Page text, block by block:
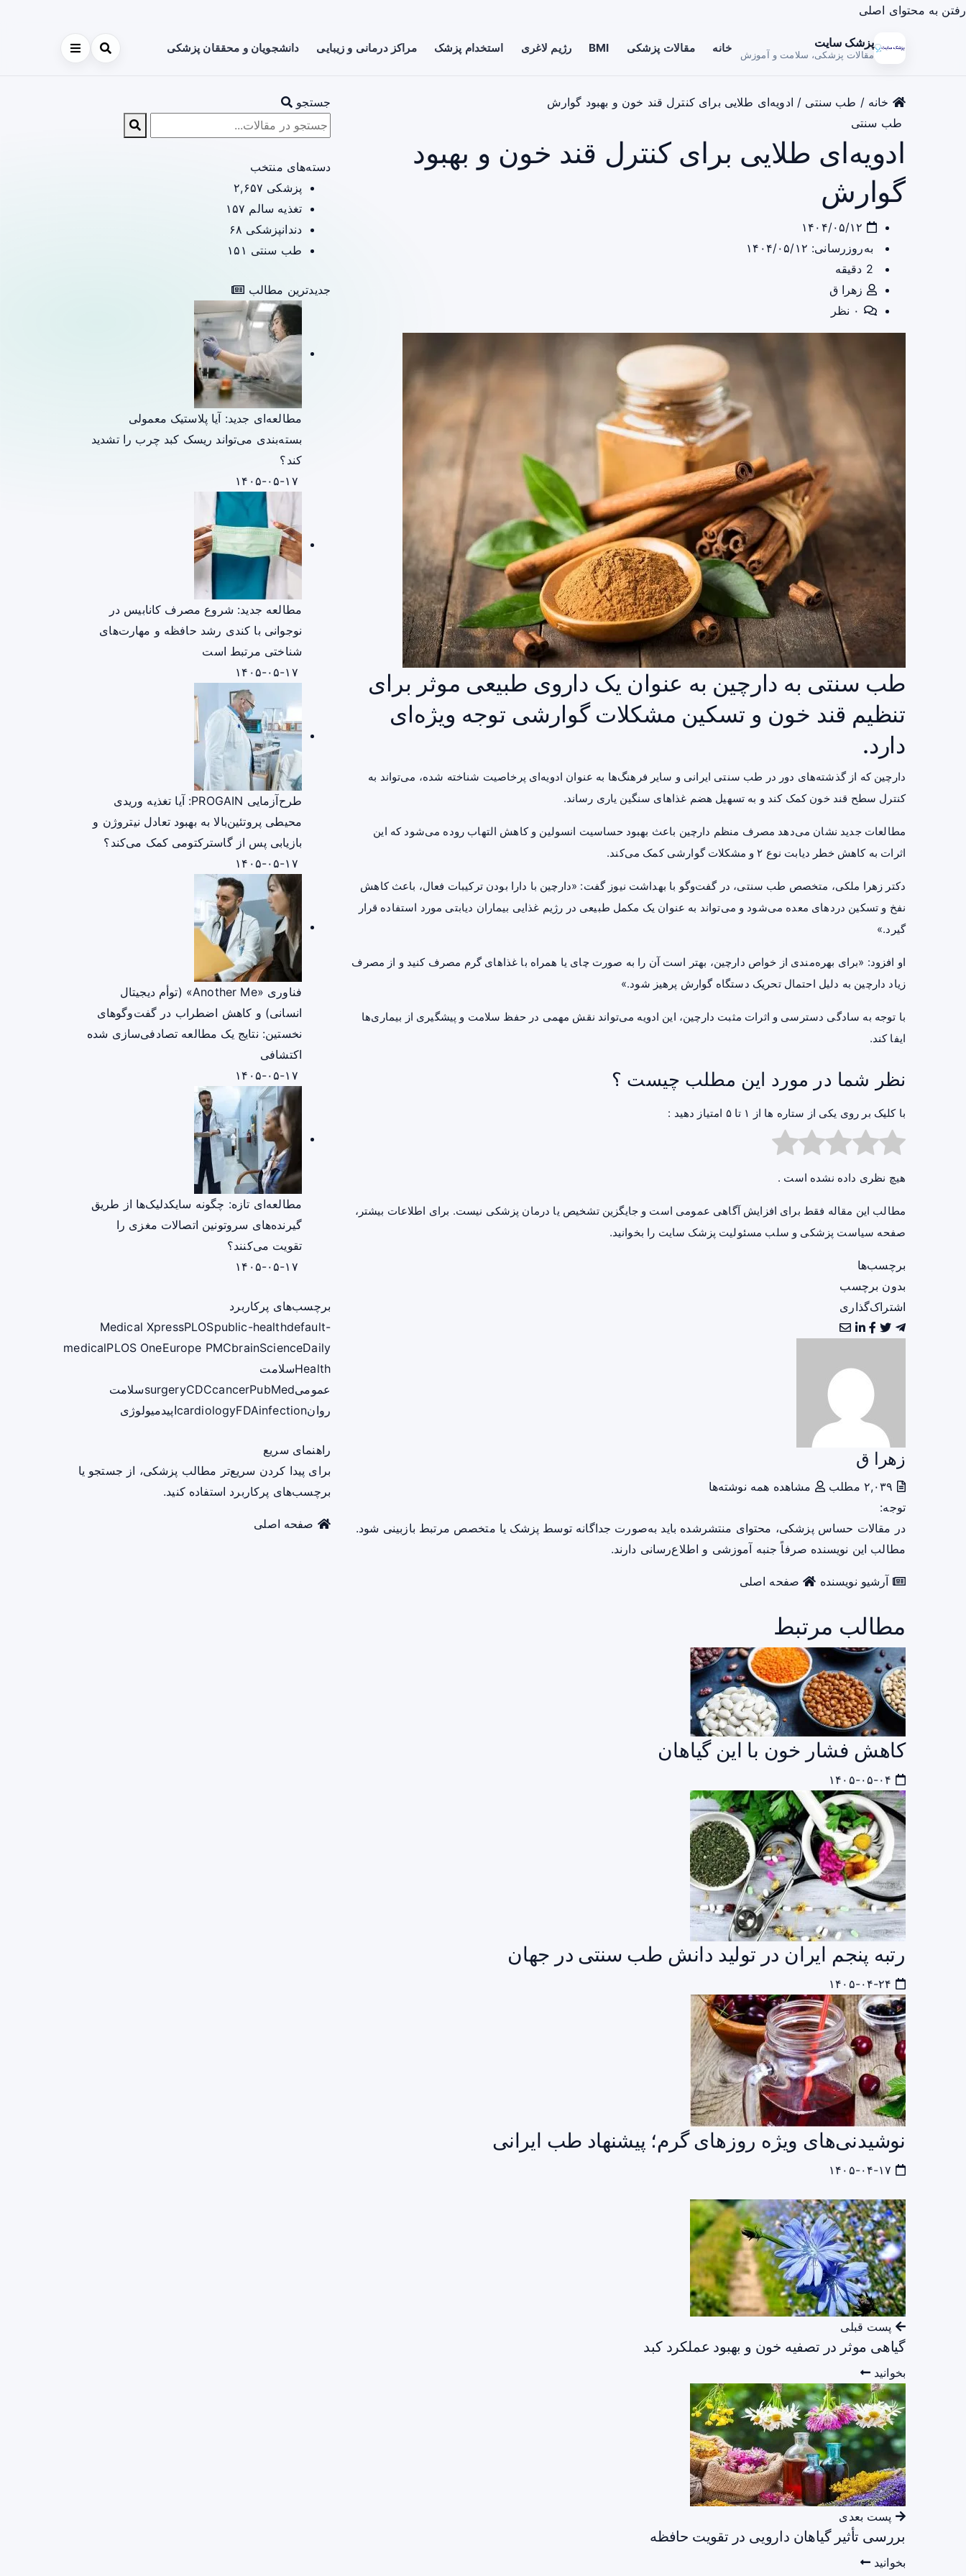
رفتن به محتوای اصلی
پزشک سایت
مقالات پزشکی، سلامت و آموزش خانه مقالات پزشکی BMI رژیم لاغری استخدام پزشک مراکز درمانی و زیبایی دانشجویان و محققان پزشکی
خانه / طب سنتی / ادویه‌ای طلایی برای کنترل قند خون و بهبود گوارش
طب سنتی
ادویه‌ای طلایی برای کنترل قند خون و بهبود
گوارش
به‌روزرسانی: ۱۴۰۴/۰۵/۱۲
زهرا ق
طب سنتی به دارچین به عنوان یک داروی طبیعی موثر برای
تنظیم قند خون و تسکین مشکلات گوارشی توجه ویژه‌ای
دارد.
دارچین که از گذشته‌های دور در طب سنتی ایرانی و سایر فرهنگ‌ها به عنوان ادویه‌ای پرخاصیت شناخته شده، می‌تواند به
کنترل سطح قند خون کمک کند و به تسهیل هضم غذاهای سنگین یاری رساند.
مطالعات جدید نشان می‌دهد مصرف منظم دارچین باعث بهبود حساسیت انسولین و کاهش التهاب روده می‌شود که این
اثرات به کاهش خطر دیابت نوع ۲ و
مشکلات گوارشی کمک می‌کند.
دکتر زهرا ملکی، متخصص طب سنتی، در گفت‌وگو با بهداشت نیوز گفت: «دارچین با دارا بودن ترکیبات فعال، باعث کاهش
نفخ و تسکین دردهای معده می‌شود و می‌تواند به عنوان یک مکمل طبیعی در رژیم غذایی بیماران دیابتی مورد استفاده قرار
گیرد.»
او افزود: «برای بهره‌مندی از خواص دارچین، بهتر است آن را به صورت چای یا همراه با غذاهای گرم مصرف کنید و از مصرف
زیاد دارچین به دلیل احتمال تحریک دستگاه گوارش پرهیز شود.»
با توجه به سادگی دسترسی و اثرات مثبت دارچین، این ادویه می‌تواند نقش مهمی در حفظ سلامت و پیشگیری از بیماری‌ها
ایفا کند.
نظر شما در مورد این مطلب چیست ؟
با کلیک بر روی یکی از ستاره ها از ۱ تا ۵ امتیاز دهید :
هیچ نظری داده نشده است .
مطالب این مقاله فقط برای افزایش آگاهی عمومی است و جایگزین تشخیص یا درمان پزشکی نیست. برای اطلاعات بیشتر،
صفحه سیاست پزشکی و سلب مسئولیت پزشک سایت را بخوانید.
برچسب‌ها
بدون برچسب
اشتراک‌گذاری
زهرا ق
مشاهده همه نوشته‌ها
توجه:
در مقالات حساس پزشکی، محتوای منتشرشده باید به‌صورت جداگانه توسط پزشک یا متخصص مرتبط بازبینی شود.
مطالب این نویسنده صرفاً جنبه آموزشی و اطلاع‌رسانی دارند.
آرشیو نویسنده صفحه اصلی
مطالب مرتبط
کاهش فشار خون با این گیاهان
رتبه پنجم ایران در تولید دانش طب سنتی در جهان
نوشیدنی‌های ویژه روزهای گرم؛ پیشنهاد طب ایرانی
پست قبلی
گیاهی موثر در تصفیه خون و بهبود عملکرد کبد
بخوانید
پست بعدی
بررسی تأثیر گیاهان دارویی در تقویت حافظه
بخوانید
جستجو
دسته‌های منتخب
پزشکی ۲,۶۵۷
تغذیه سالم ۱۵۷
دندانپزشکی ۶۸
طب سنتی ۱۵۱
جدیدترین مطالب
مطالعه‌ای جدید: آیا پلاستیک معمولی
بسته‌بندی می‌تواند ریسک کبد چرب را تشدید
کند؟
مطالعه جدید: شروع مصرف کانابیس در
نوجوانی با کندی رشد حافظه و مهارت‌های
شناختی مرتبط است
طرح‌آزمایی PROGAIN: آیا تغذیه وریدی
محیطی پروتئین‌بالا به بهبود تعادل نیتروژن و
بازیابی پس از گاسترکتومی کمک می‌کند؟
فناوری «Another Me» (توأم دیجیتال
انسانی) و کاهش اضطراب در گفت‌وگوهای
نخستین: نتایج یک مطالعه تصادفی‌سازی شده
اکتشافی
مطالعه‌ای تازه: چگونه سایکدلیک‌ها از طریق
گیرنده‌های سروتونین اتصالات مغزی را
تقویت می‌کنند؟
برچسب‌های پرکاربرد
Medical XpressPLOSpublic-healthdefault-
medicalPLOS OneEurope PMCbrainScienceDaily
Healthسلامت
عمومی
surgeryCDCcancerPubMed
سلامت
روان
cardiologyFDAinfection اپیدمیولوژی
راهنمای سریع
برای پیدا کردن سریع‌تر مطالب پزشکی، از جستجو یا
برچسب‌های پرکاربرد استفاده کنید.
صفحه اصلی